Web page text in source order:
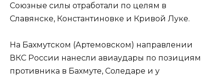
Союзные силы отработали по целям в
Славянске, Константиновке и Кривой Луке.
На Бахмутском (Артемовском) направлении
ВКС России нанесли авиаудары по позициям
противника в Бахмуте, Соледаре и у